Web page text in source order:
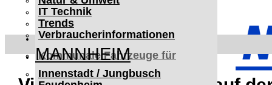
IT Technik
Trends
Verbraucherinformationen
MANNHEIM
Innenstadt / Jungbusch
< UKRAINE >
Kommunale Fahrzeuge für
Czernowitz
Nutzfahrzeuge für Czernowitz